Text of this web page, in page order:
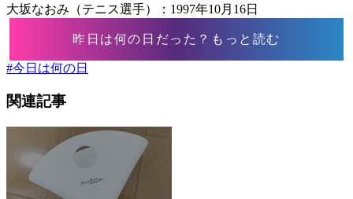
大坂なおみ（テニス選手）：1997年10月16日
昨日は何の日だった？もっと読む
#今日は何の日
関連記事